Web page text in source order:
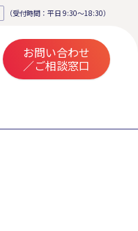
（受付時間：平日 9:30～18:30）
お問い合わせ
／ご相談窓口